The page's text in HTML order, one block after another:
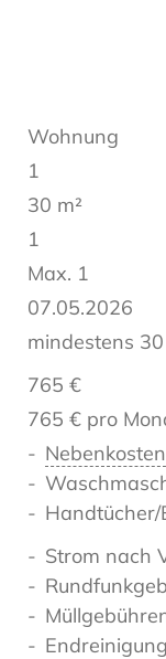
Wohnung
1
30 m²
1
Max. 1
07.05.2026
mindestens
765 €
765 € pro
Nebenkosten
Strom nach